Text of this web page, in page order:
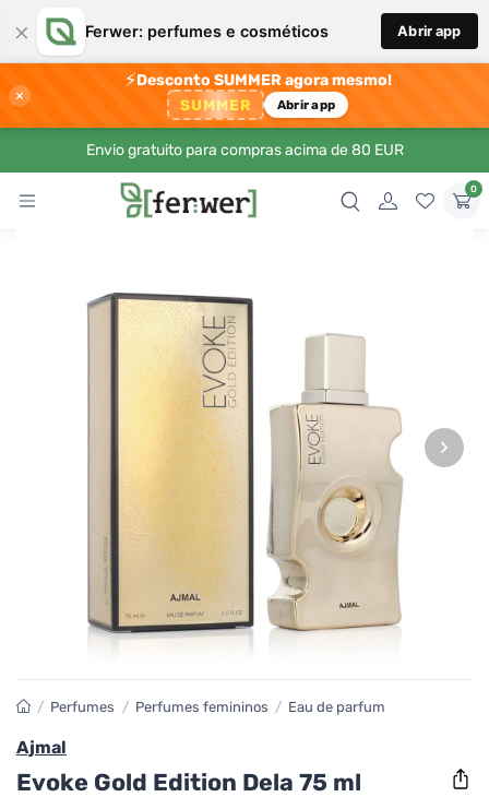
× Ferwer: perfumes e cosméticos Abrir app
×
⚡Desconto SUMMER agora mesmo!
SUMMER Abrir app
Envio gratuito para compras acima de 80 EUR
0
›
/ Perfumes / Perfumes femininos / Eau de parfum
Ajmal
Evoke Gold Edition Dela 75 ml